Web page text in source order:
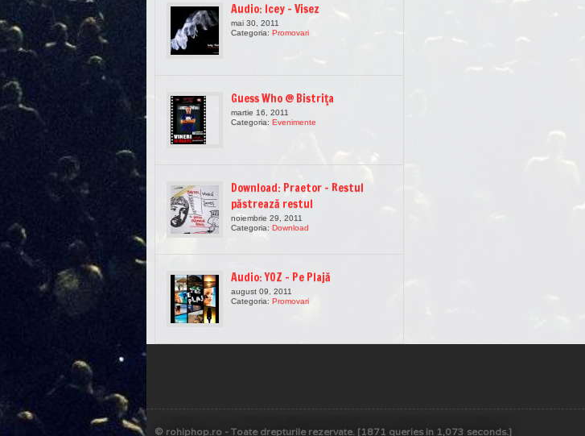
Audio: Icey – Visez
mai 30, 2011
Categoria: Promovari
Guess Who @ Bistriţa
martie 16, 2011
Categoria: Evenimente
Download: Praetor – Restul
păstrează restul
noiembrie 29, 2011
Categoria: Download
Audio: YOZ – Pe Plajă
august 09, 2011
Categoria: Promovari
© rohiphop.ro - Toate drepturile rezervate. [1871 queries in 1,073 seconds.]